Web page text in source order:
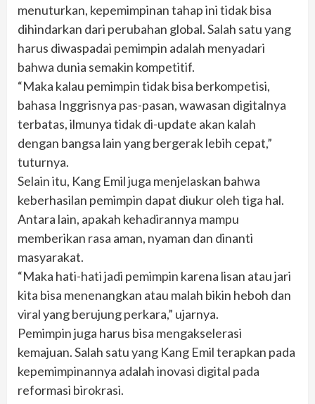
menuturkan, kepemimpinan tahap ini tidak bisa
dihindarkan dari perubahan global. Salah satu yang
harus diwaspadai pemimpin adalah menyadari
bahwa dunia semakin kompetitif.
“Maka kalau pemimpin tidak bisa berkompetisi,
bahasa Inggrisnya pas-pasan, wawasan digitalnya
terbatas, ilmunya tidak di-update akan kalah
dengan bangsa lain yang bergerak lebih cepat,”
tuturnya.
Selain itu, Kang Emil juga menjelaskan bahwa
keberhasilan pemimpin dapat diukur oleh tiga hal.
Antara lain, apakah kehadirannya mampu
memberikan rasa aman, nyaman dan dinanti
masyarakat.
“Maka hati-hati jadi pemimpin karena lisan atau jari
kita bisa menenangkan atau malah bikin heboh dan
viral yang berujung perkara,” ujarnya.
Pemimpin juga harus bisa mengakselerasi
kemajuan. Salah satu yang Kang Emil terapkan pada
kepemimpinannya adalah inovasi digital pada
reformasi birokrasi.